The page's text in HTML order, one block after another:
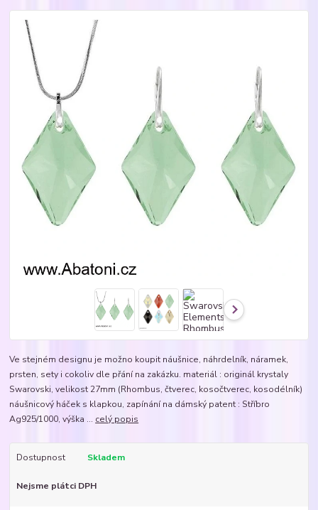
Ve stejném designu je možno koupit náušnice, náhrdelník, náramek,
prsten, sety i cokoliv dle přání na zakázku. materiál : originál krystaly
Swarovski, velikost 27mm (Rhombus, čtverec, kosočtverec, kosodélník)
náušnicový háček s klapkou, zapínání na dámský patent : Stříbro
Ag925/1000, výška ... celý popis
Dostupnost Skladem
Nejsme plátci DPH